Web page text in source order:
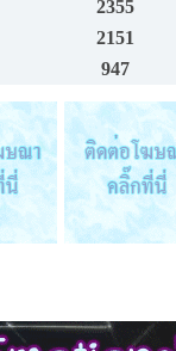
2355
2151
947